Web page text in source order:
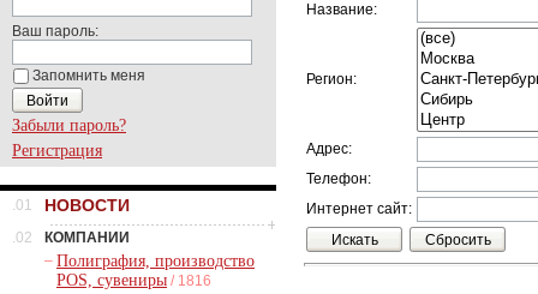
Ваш пароль:
Запомнить меня
Забыли пароль?
Регистрация
.01 НОВОСТИ
.02
КОМПАНИИ
– Полиграфия, производство
POS, сувениры / 1816
Название:
Регион:
Адрес:
Телефон:
Интернет сайт: